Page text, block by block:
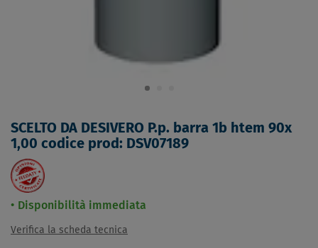
SCELTO DA DESIVERO P.p. barra 1b htem 90x
1,00 codice prod: DSV07189
Disponibilità immediata
Verifica la scheda tecnica